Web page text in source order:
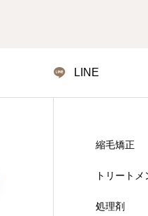
LINE
縮毛矯正
トリートメ
処理剤